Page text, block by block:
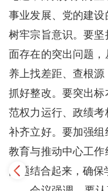
事业发展、党的建设
树牢宗旨意识。要
面存在的突出问题
养上找差距、查根
抓好整改。要突出
范权力运行、政绩
补齐立好。要加强
教育与推动中心工
问题结合起来，确保